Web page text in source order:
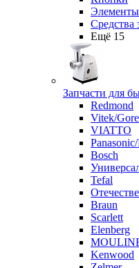
Средства
Ещё 15
Запчасти для
Redmond
Vitek/
VIATTO
Bosch
Tefal
Braun
Scarlett
Elenberg
Kenwood